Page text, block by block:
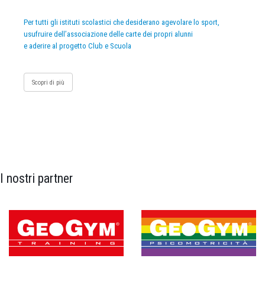
Per tutti gli istituti scolastici che desiderano agevolare lo sport,
usufruire dell’associazione delle carte dei propri alunni
e aderire al progetto Club e Scuola
Scopri di più
I nostri partner